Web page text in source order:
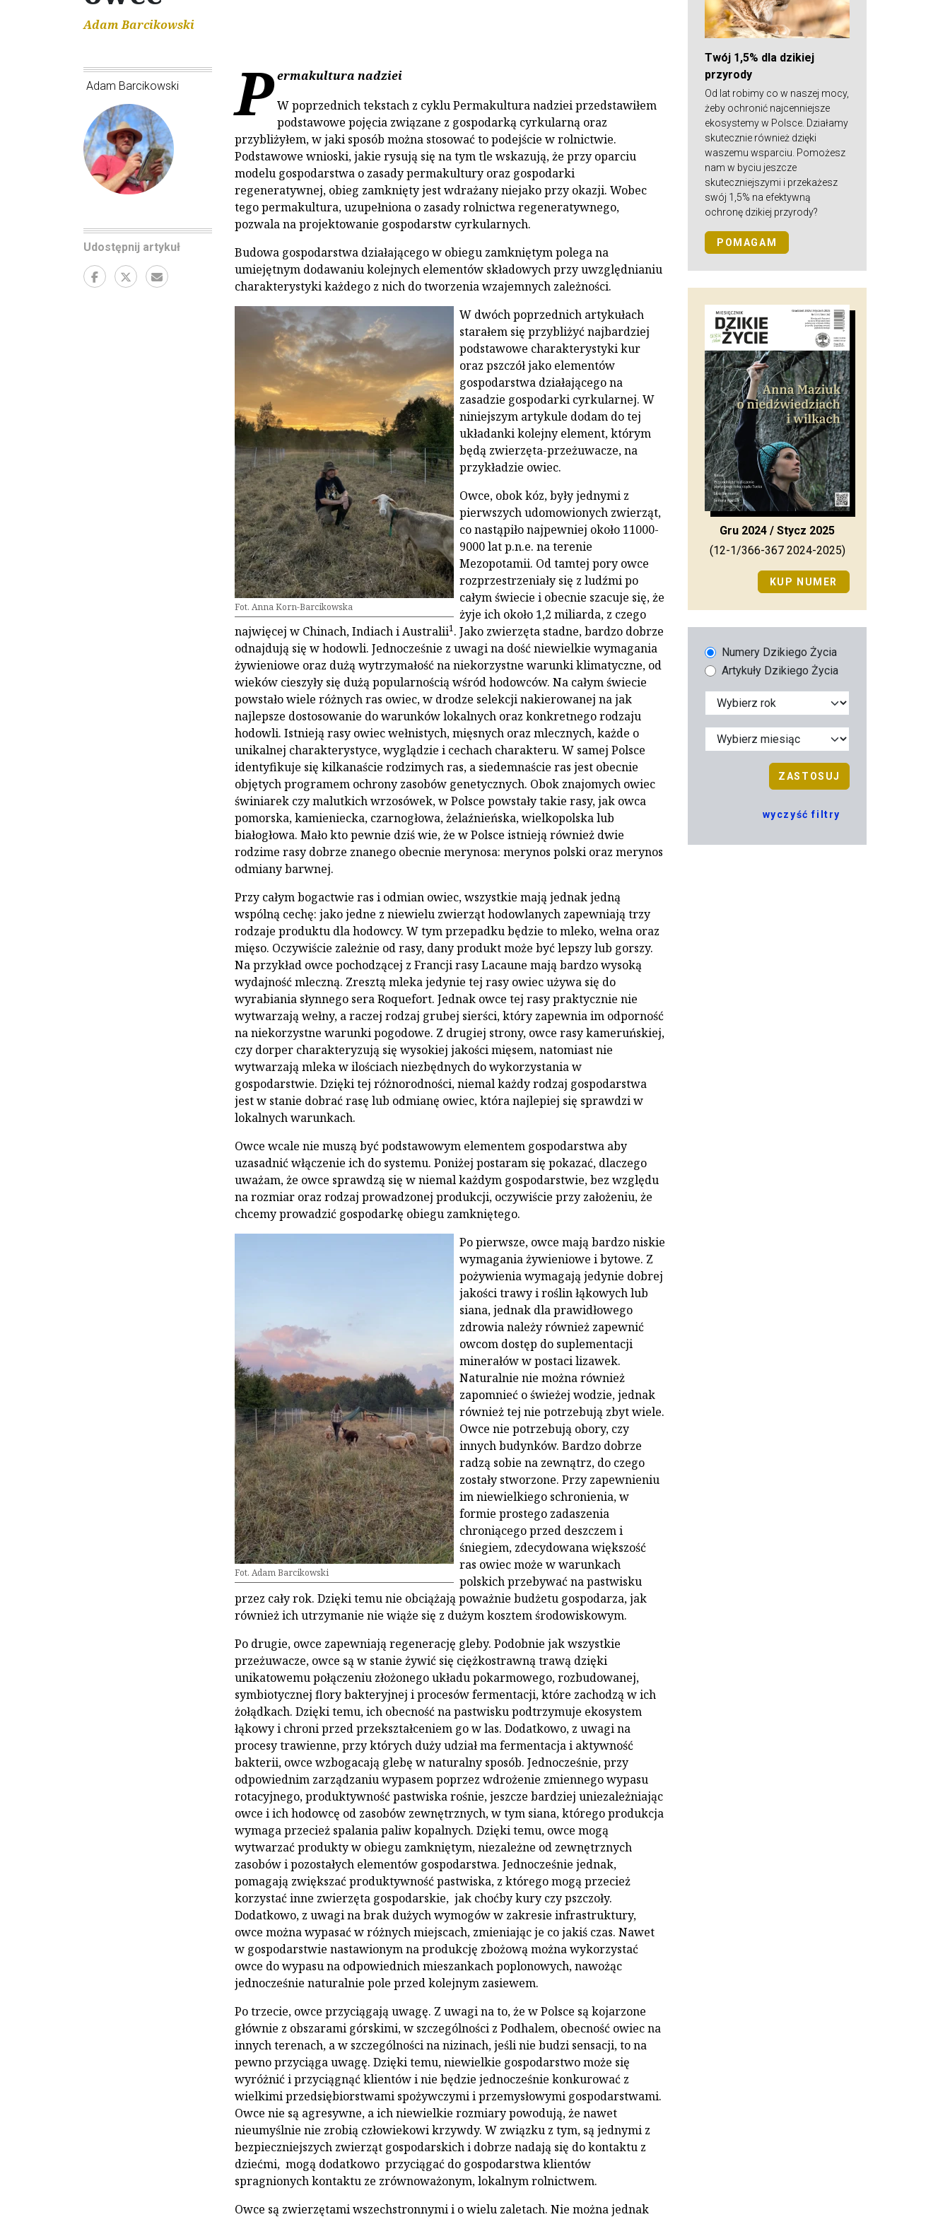
Adam Barcikowski
Adam Barcikowski
Udostępnij artykuł
Permakultura nadziei
W poprzednich tekstach z cyklu Permakultura nadziei przedstawiłem
podstawowe pojęcia związane z gospodarką cyrkularną oraz
przybliżyłem, w jaki sposób można stosować to podejście w rolnictwie.
Podstawowe wnioski, jakie rysują się na tym tle wskazują, że przy oparciu
modelu gospodarstwa o zasady permakultury oraz gospodarki
regeneratywnej, obieg zamknięty jest wdrażany niejako przy okazji. Wobec
tego permakultura, uzupełniona o zasady rolnictwa regeneratywnego,
pozwala na projektowanie gospodarstw cyrkularnych.
Budowa gospodarstwa działającego w obiegu zamkniętym polega na
umiejętnym dodawaniu kolejnych elementów składowych przy uwzględnianiu
charakterystyki każdego z nich do tworzenia wzajemnych zależności.
Fot. Anna Korn-Barcikowska
W dwóch poprzednich artykułach
starałem się przybliżyć najbardziej
podstawowe charakterystyki kur
oraz pszczół jako elementów
gospodarstwa działającego na
zasadzie gospodarki cyrkularnej. W
niniejszym artykule dodam do tej
układanki kolejny element, którym
będą zwierzęta-przeżuwacze, na
przykładzie owiec.
Owce, obok kóz, były jednymi z
pierwszych udomowionych zwierząt,
co nastąpiło najpewniej około 11000-
9000 lat p.n.e. na terenie
Mezopotamii. Od tamtej pory owce
rozprzestrzeniały się z ludźmi po
całym świecie i obecnie szacuje się, że
żyje ich około 1,2 miliarda, z czego
najwięcej w Chinach, Indiach i Australii1. Jako zwierzęta stadne, bardzo dobrze
odnajdują się w hodowli. Jednocześnie z uwagi na dość niewielkie wymagania
żywieniowe oraz dużą wytrzymałość na niekorzystne warunki klimatyczne, od
wieków cieszyły się dużą popularnością wśród hodowców. Na całym świecie
powstało wiele różnych ras owiec, w drodze selekcji nakierowanej na jak
najlepsze dostosowanie do warunków lokalnych oraz konkretnego rodzaju
hodowli. Istnieją rasy owiec wełnistych, mięsnych oraz mlecznych, każde o
unikalnej charakterystyce, wyglądzie i cechach charakteru. W samej Polsce
identyfikuje się kilkanaście rodzimych ras, a siedemnaście ras jest obecnie
objętych programem ochrony zasobów genetycznych. Obok znajomych owiec
świniarek czy malutkich wrzosówek, w Polsce powstały takie rasy, jak owca
pomorska, kamieniecka, czarnogłowa, żelaźnieńska, wielkopolska lub
białogłowa. Mało kto pewnie dziś wie, że w Polsce istnieją również dwie
rodzime rasy dobrze znanego obecnie merynosa: merynos polski oraz merynos
odmiany barwnej.
Przy całym bogactwie ras i odmian owiec, wszystkie mają jednak jedną
wspólną cechę: jako jedne z niewielu zwierząt hodowlanych zapewniają trzy
rodzaje produktu dla hodowcy. W tym przepadku będzie to mleko, wełna oraz
mięso. Oczywiście zależnie od rasy, dany produkt może być lepszy lub gorszy.
Na przykład owce pochodzącej z Francji rasy Lacaune mają bardzo wysoką
wydajność mleczną. Zresztą mleka jedynie tej rasy owiec używa się do
wyrabiania słynnego sera Roquefort. Jednak owce tej rasy praktycznie nie
wytwarzają wełny, a raczej rodzaj grubej sierści, który zapewnia im odporność
na niekorzystne warunki pogodowe. Z drugiej strony, owce rasy kameruńskiej,
czy dorper charakteryzują się wysokiej jakości mięsem, natomiast nie
wytwarzają mleka w ilościach niezbędnych do wykorzystania w
gospodarstwie. Dzięki tej różnorodności, niemal każdy rodzaj gospodarstwa
jest w stanie dobrać rasę lub odmianę owiec, która najlepiej się sprawdzi w
lokalnych warunkach.
Owce wcale nie muszą być podstawowym elementem gospodarstwa aby
uzasadnić włączenie ich do systemu. Poniżej postaram się pokazać, dlaczego
uważam, że owce sprawdzą się w niemal każdym gospodarstwie, bez względu
na rozmiar oraz rodzaj prowadzonej produkcji, oczywiście przy założeniu, że
chcemy prowadzić gospodarkę obiegu zamkniętego.
Fot. Adam Barcikowski
Po pierwsze, owce mają bardzo niskie
wymagania żywieniowe i bytowe. Z
pożywienia wymagają jedynie dobrej
jakości trawy i roślin łąkowych lub
siana, jednak dla prawidłowego
zdrowia należy również zapewnić
owcom dostęp do suplementacji
minerałów w postaci lizawek.
Naturalnie nie można również
zapomnieć o świeżej wodzie, jednak
również tej nie potrzebują zbyt wiele.
Owce nie potrzebują obory, czy
innych budynków. Bardzo dobrze
radzą sobie na zewnątrz, do czego
zostały stworzone. Przy zapewnieniu
im niewielkiego schronienia, w
formie prostego zadaszenia
chroniącego przed deszczem i
śniegiem, zdecydowana większość
ras owiec może w warunkach
polskich przebywać na pastwisku
przez cały rok. Dzięki temu nie obciążają poważnie budżetu gospodarza, jak
również ich utrzymanie nie wiąże się z dużym kosztem środowiskowym.
Po drugie, owce zapewniają regenerację gleby. Podobnie jak wszystkie
przeżuwacze, owce są w stanie żywić się ciężkostrawną trawą dzięki
unikatowemu połączeniu złożonego układu pokarmowego, rozbudowanej,
symbiotycznej flory bakteryjnej i procesów fermentacji, które zachodzą w ich
żołądkach. Dzięki temu, ich obecność na pastwisku podtrzymuje ekosystem
łąkowy i chroni przed przekształceniem go w las. Dodatkowo, z uwagi na
procesy trawienne, przy których duży udział ma fermentacja i aktywność
bakterii, owce wzbogacają glebę w naturalny sposób. Jednocześnie, przy
odpowiednim zarządzaniu wypasem poprzez wdrożenie zmiennego wypasu
rotacyjnego, produktywność pastwiska rośnie, jeszcze bardziej uniezależniając
owce i ich hodowcę od zasobów zewnętrznych, w tym siana, którego produkcja
wymaga przecież spalania paliw kopalnych. Dzięki temu, owce mogą
wytwarzać produkty w obiegu zamkniętym, niezależne od zewnętrznych
zasobów i pozostałych elementów gospodarstwa. Jednocześnie jednak,
pomagają zwiększać produktywność pastwiska, z którego mogą przecież
korzystać inne zwierzęta gospodarskie, jak choćby kury czy pszczoły.
Dodatkowo, z uwagi na brak dużych wymogów w zakresie infrastruktury,
owce można wypasać w różnych miejscach, zmieniając je co jakiś czas. Nawet
w gospodarstwie nastawionym na produkcję zbożową można wykorzystać
owce do wypasu na odpowiednich mieszankach poplonowych, nawożąc
jednocześnie naturalnie pole przed kolejnym zasiewem.
Po trzecie, owce przyciągają uwagę. Z uwagi na to, że w Polsce są kojarzone
głównie z obszarami górskimi, w szczególności z Podhalem, obecność owiec na
innych terenach, a w szczególności na nizinach, jeśli nie budzi sensacji, to na
pewno przyciąga uwagę. Dzięki temu, niewielkie gospodarstwo może się
wyróżnić i przyciągnąć klientów i nie będzie jednocześnie konkurować z
wielkimi przedsiębiorstwami spożywczymi i przemysłowymi gospodarstwami.
Owce nie są agresywne, a ich niewielkie rozmiary powodują, że nawet
nieumyślnie nie zrobią człowiekowi krzywdy. W związku z tym, są jednymi z
bezpieczniejszych zwierząt gospodarskich i dobrze nadają się do kontaktu z
dziećmi, mogą dodatkowo przyciągać do gospodarstwa klientów
spragnionych kontaktu ze zrównoważonym, lokalnym rolnictwem.
Owce są zwierzętami wszechstronnymi i o wielu zaletach. Nie można jednak
Twój 1,5% dla dzikiej
przyrody
Od lat robimy co w naszej mocy,
żeby ochronić najcenniejsze
ekosystemy w Polsce. Działamy
skutecznie również dzięki
waszemu wsparciu. Pomożesz
nam w byciu jeszcze
skuteczniejszymi i przekażesz
swój 1,5% na efektywną
ochronę dzikiej przyrody?
POMAGAM
Gru 2024 / Stycz 2025
(12-1/366-367 2024-2025)
KUP NUMER
Numery Dzikiego Życia
Artykuły Dzikiego Życia
ZASTOSUJ
wyczyść filtry